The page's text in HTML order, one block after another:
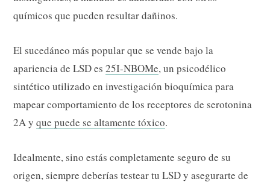
químicos que pueden resultar dañinos.
El sucedáneo más popular que se vende bajo la
apariencia de LSD es 25I-NBOMe, un psicodélico
sintético utilizado en investigación bioquímica para
mapear comportamiento de los receptores de serotonina
2A y que puede se altamente tóxico.
Idealmente, sino estás completamente seguro de su
origen, siempre deberías testear tu LSD y asegurarte de